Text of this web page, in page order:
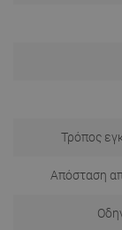
Τρόπος
Απόσταση